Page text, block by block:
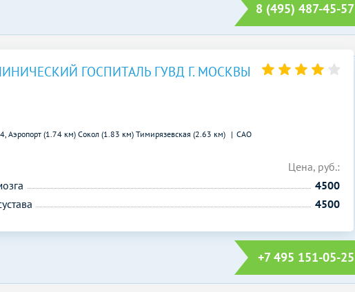
8 (495) 487-45-57
ГОСПИТАЛЬ ГУВД Г. МОСКВЫ
Аэропорт (1.74 км) Сокол (1.83 км) Тимирязевская (2.63 км) САО
Цена, руб.:
4500
4500
+7 495 151-05-25